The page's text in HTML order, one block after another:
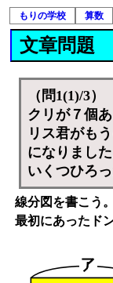
もりの学校 算数
文章問題
（問1(1)/3）
クリが７個あ
リス君がも
になりました
いくつひろ
線分図を書こう。
最初にあったド